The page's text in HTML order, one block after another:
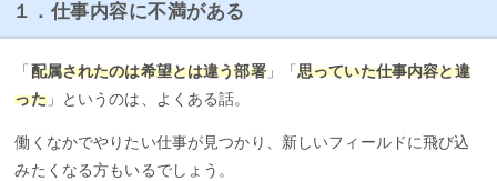
１．仕事内容に不満がある
「 配属されたのは希望とは違う部署」「思っていた仕事内容と違
った」というのは、よくある話。
働くなかでやりたい仕事が見つかり、新しいフィールドに飛び込
みたくなる方もいるでしょう。